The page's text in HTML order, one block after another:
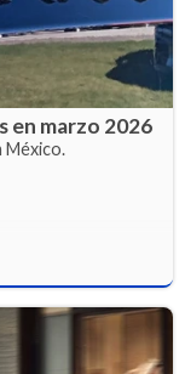
en marzo 2026
México.